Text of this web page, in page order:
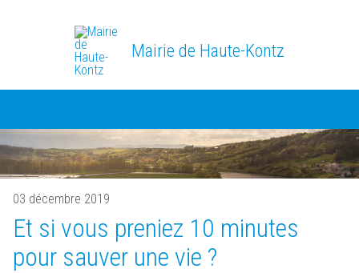
Mairie de Haute-Kontz
03 décembre 2019
Et si vous preniez 10 minutes
pour sauver une vie ?